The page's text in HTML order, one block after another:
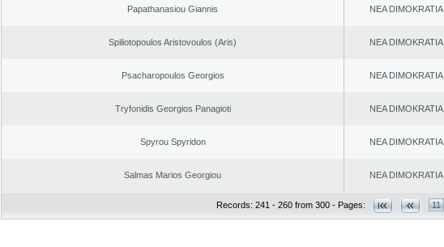
Papathanasiou Giannis NEA DΙMOKRATIA
Spiliotopoulos Aristovoulos (Aris) NEA DΙMOKRATIA
Psacharopoulos Georgios NEA DΙMOKRATIA
Tryfonidis Georgios Panagioti NEA DΙMOKRATIA
Spyrou Spyridon NEA DΙMOKRATIA
Salmas Marios Georgiou NEA DΙMOKRATIA
Records: 241 - 260 from 300 - Pages: 11